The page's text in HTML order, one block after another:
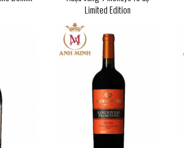
Limited Edition